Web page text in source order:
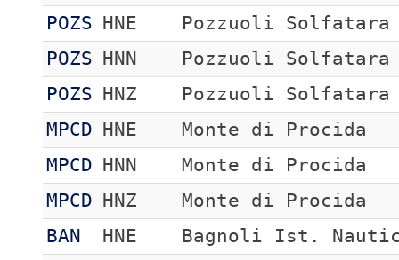
POZS
HNE
Pozzuoli Solfatara
POZS
HNN
Pozzuoli Solfatara
POZS
HNZ
Pozzuoli Solfatara
MPCD
HNE
Monte di Procida
MPCD
HNN
Monte di Procida
MPCD
HNZ
Monte di Procida
BAN
HNE
Bagnoli Ist.